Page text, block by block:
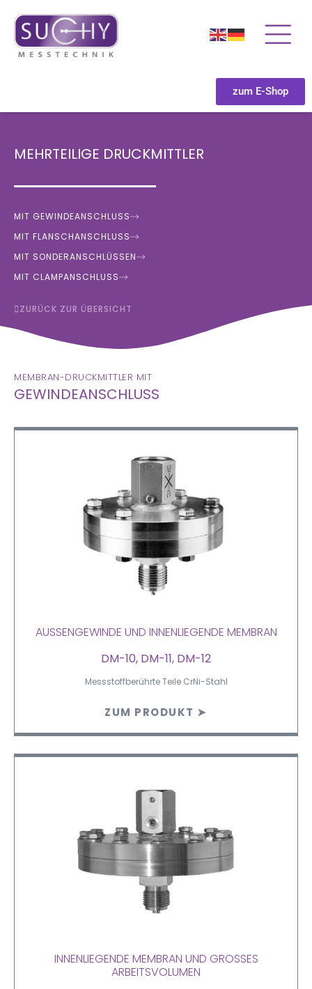
zum E-Shop
MEHRTEILIGE DRUCKMITTLER
MIT GEWINDEANSCHLUSS
MIT FLANSCHANSCHLUSS
MIT SONDERANSCHLÜSSEN
MIT CLAMPANSCHLUSS
ZURÜCK ZUR ÜBERSICHT
MEMBRAN-DRUCKMITTLER MIT
GEWINDEANSCHLUSS
AUSSENGEWINDE UND INNENLIEGENDE MEMBRAN
DM-10, DM-11, DM-12
Messstoffberührte Teile CrNi-Stahl
ZUM PRODUKT ➤
INNENLIEGENDE MEMBRAN UND GROSSES A
RBEITSVOLUMEN